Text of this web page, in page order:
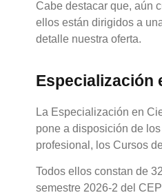
Cabe destacar que, aún
ellos están dirigidos a
detalle nuestra oferta.
Especialización
La Especialización en
pone a disposición de
profesional, los Cursos
Todos ellos constan de
semestre 2026-2 del